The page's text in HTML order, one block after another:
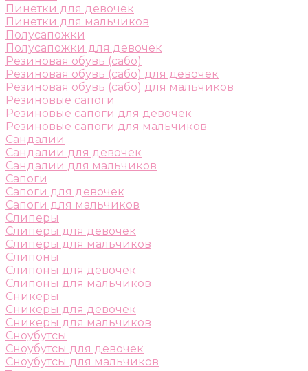
Пинетки для девочек
Пинетки для мальчиков
Полусапожки
Полусапожки для девочек
Резиновая обувь (сабо)
Резиновая обувь (сабо) для девочек
Резиновая обувь (сабо) для мальчиков
Резиновые сапоги
Резиновые сапоги для девочек
Резиновые сапоги для мальчиков
Сандалии
Сандалии для девочек
Сандалии для мальчиков
Сапоги
Сапоги для девочек
Сапоги для мальчиков
Слиперы
Слиперы для девочек
Слиперы для мальчиков
Слипоны
Слипоны для девочек
Слипоны для мальчиков
Сникеры
Сникеры для девочек
Сникеры для мальчиков
Сноубутсы
Сноубутсы для девочек
Сноубутсы для мальчиков